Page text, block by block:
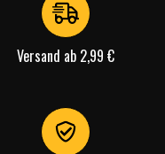
Versand ab 2,99 €